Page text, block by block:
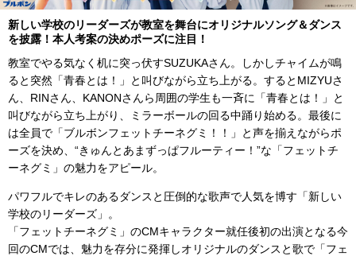
新しい学校のリーダーズが教室を舞台にオリジナルソング＆ダンス
を披露！本人考案の決めポーズに注目！
教室でやる気なく机に突っ伏すSUZUKAさん。しかしチャイムが鳴
ると突然「青春とは！」と叫びながら立ち上がる。するとMIZYUさ
ん、RINさん、KANONさんら周囲の学生も一斉に「青春とは！」と
叫びながら立ち上がり、ミラーボールの回る中踊り始める。最後に
は全員で「ブルボンフェットチーネグミ！！」と声を揃えながらポ
ーズを決め、“きゅんとあまずっぱフルーティー！”な「フェットチ
ーネグミ」の魅力をアピール。
パワフルでキレのあるダンスと圧倒的な歌声で人気を博す「新しい
学校のリーダーズ」。
「フェットチーネグミ」のCMキャラクター就任後初の出演となる今
回のCMでは、魅力を存分に発揮しオリジナルのダンスと歌で「フェ